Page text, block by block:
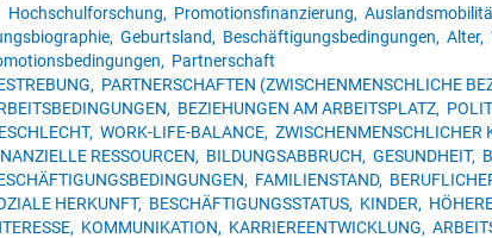
Hochschulforschung, Promotionsfinanzierung,
Geburtsland, Beschäftigungsbedingungen, Alter,
Partnerschaft
PARTNERSCHAFTEN (ZWISCHENMENSCHLICHE
BEZIEHUNGEN AM ARBEITSPLATZ,
WORK-LIFE-BALANCE, ZWISCHENMENSCHLICHER
RESSOURCEN, BILDUNGSABBRUCH, GESUNDHEIT,
FAMILIENSTAND,
HERKUNFT, BESCHÄFTIGUNGSSTATUS, KINDER,
KOMMUNIKATION, KARRIEREENTWICKLUNG,